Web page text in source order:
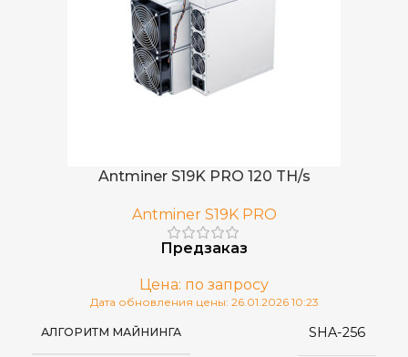
Antminer S19K PRO 120 TH/s
Antminer S19K PRO
Предзаказ
Цена: по запросу
Дата обновления цены: 26.01.2026 10:23
АЛГОРИТМ МАЙНИНГА SHA-256